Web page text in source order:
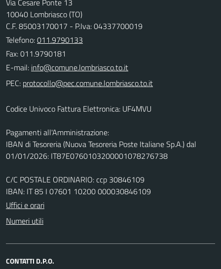
10040 Lombriasco (TO)
C.F. 85003170017 - P.Iva: 04337700019
Telefono:011.9790133
Fax: 011.9790181
E-mail:
PEC:
Codice Univoco Fattura Elettronica: UF4MVU
Pagamenti all'Amministrazione:
IBAN di Tesoreria (Nuova Tesoreria Poste Italiane Sp.A.) dal
01/01/2026: IT87E0760103200001078276738
C/C POSTALE ORDINARIO: ccp 30846109
IBAN: IT 85 I 07601 10200 000030846109
Uffici e orari
Numeri utili
CONTATTI D.P.O.